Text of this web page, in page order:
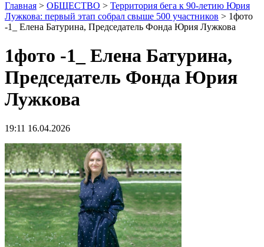
Главная > ОБЩЕСТВО > Территория бега к 90-летию Юрия
Лужкова: первый этап собрал свыше 500 участников > 1фото
-1_ Елена Батурина, Председатель Фонда Юрия Лужкова
1фото -1_ Елена Батурина,
Председатель Фонда Юрия
Лужкова
19:11 16.04.2026